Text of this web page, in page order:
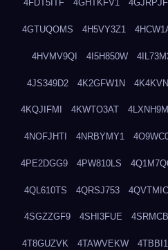
4FDT5ITF 4GHTKFV1
4GTUQOMS 4H5VY3Z1
4HVMV9QI 4I5H850W
4JS349D2 4K2GFW1N
4KQJIFMI 4KWTO3AT
4NOFJHTI 4NRBYMY1
4PE2DGG9 4PW810LS
4QL610TS 4QRSJ753
4SGZZGF9 4SHI3FUE
4T8GUZVK 4TAWVEKW